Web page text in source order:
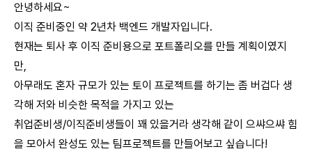
안녕하세요~
이직 준비중인 약 2년차 백엔드 개발자입니다.
현재는 퇴사 후 이직 준비용으로 포트폴리오를 만들 계획이였지
만,
아무래도 혼자 규모가 있는 토이 프로젝트를 하기는 좀 버겁다 생
각해 저와 비슷한 목적을 가지고 있는
취업준비생/이직준비생들이 꽤 있을거라 생각해 같이 으쌰으쌰 힘
을 모아서 완성도 있는 팀프로젝트를 만들어보고 싶습니다!